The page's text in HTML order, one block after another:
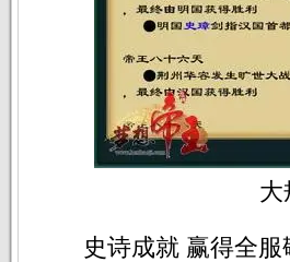
大
史诗成就 赢得全服